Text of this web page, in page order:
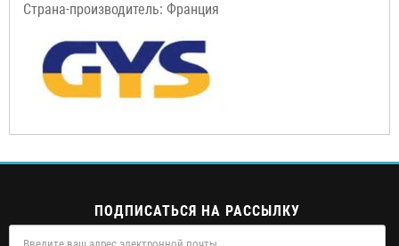
Страна-производитель: Франция
ПОДПИСАТЬСЯ НА РАССЫЛКУ